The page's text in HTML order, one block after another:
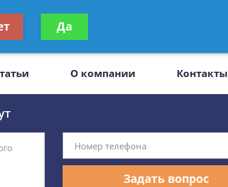
Получите консультацию
бесплатно
О компании Контакты
Задать вопрос
Да